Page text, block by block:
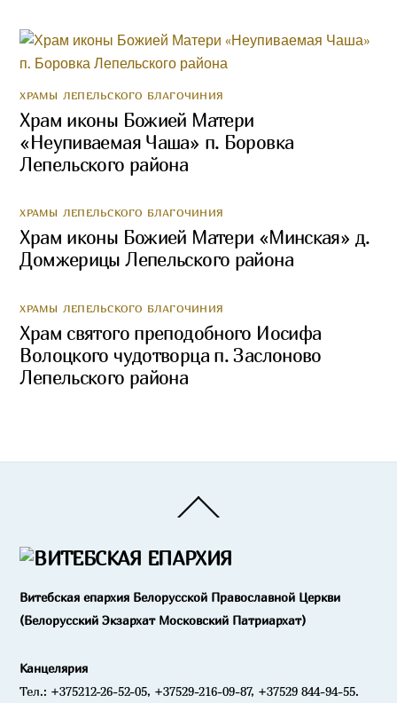
ХРАМЫ ЛЕПЕЛЬСКОГО БЛАГОЧИНИЯ
Храм иконы Божией Матери
«Неупиваемая Чаша» п. Боровка
Лепельского района
ХРАМЫ ЛЕПЕЛЬСКОГО БЛАГОЧИНИЯ
Храм иконы Божией Матери «Минская» д.
Домжерицы Лепельского района
ХРАМЫ ЛЕПЕЛЬСКОГО БЛАГОЧИНИЯ
Храм святого преподобного Иосифа
Волоцкого чудотворца п. Заслоново
Лепельского района
To
Витебская епархия Белорусской Православной Церкви
(Белорусский Экзархат Московский Патриархат)
Канцелярия
Тел.: +375212-26-52-05, +37529-216-09-87, +37529 844-94-55.